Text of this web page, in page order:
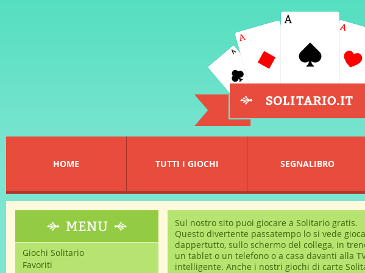
HOME TUTTI I GIOCHI SEGNALIBRO
Giochi Solitario
Favoriti
Sul nostro sito puoi giocare a Solitario gratis.
Questo divertente passatempo lo si vede
dappertutto, sullo schermo del collega, in
un tablet o un telefono o a casa davanti alla
intelligente. Anche i nostri giochi di carte